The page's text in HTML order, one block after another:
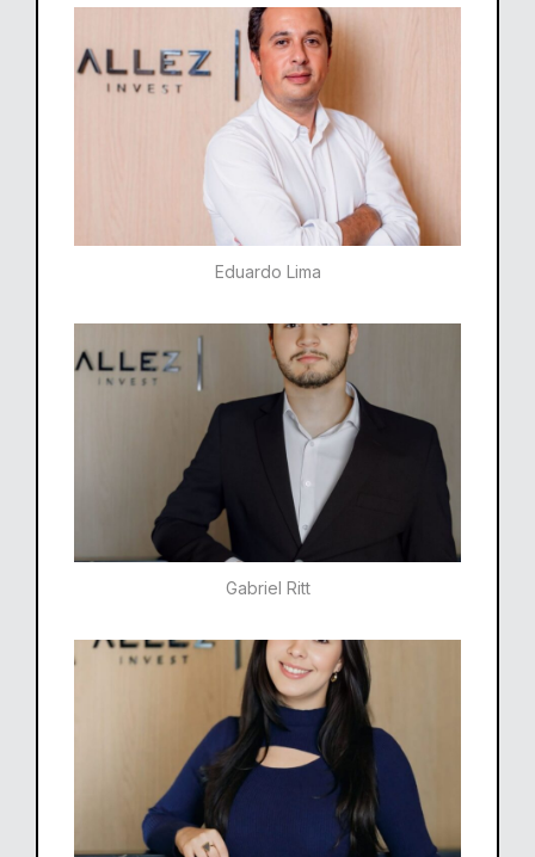
Eduardo Lima
Gabriel Ritt